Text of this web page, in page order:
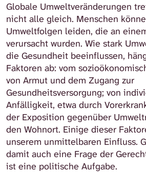
Globale Umweltveränderungen
nicht alle gleich. Menschen
Umweltfolgen leiden, die an
verursacht wurden. Wie stark
die Gesundheit beeinflussen,
Faktoren ab: vom
von Armut und dem Zugang zur
Gesundheitsversorgung; von
Anfälligkeit, etwa durch
der Exposition gegenüber
den Wohnort. Einige dieser
unserem unmittelbaren Einfluss.
damit auch eine Frage der
ist eine politische Aufgabe.